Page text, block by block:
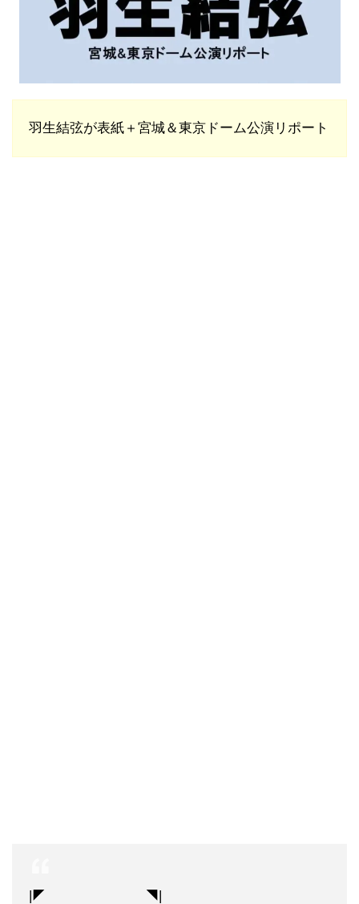
羽生結弦が表紙＋宮城＆東京ドーム公演リポート
|◤ ◥|